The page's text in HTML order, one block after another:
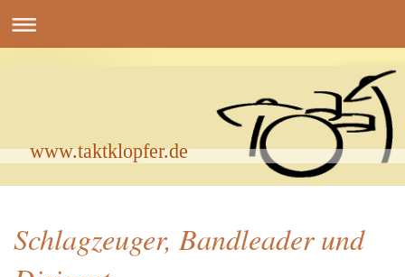
www.taktklopfer.de
Schlagzeuger, Bandleader und